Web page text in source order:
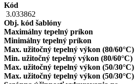
Kód
3.033862
Obj. kód šablóny
Maximálny tepelný príkon
Minimálny tepelný príkon
Max. užitočný tepelný výkon (80/60°C)
Min. užitočný tepelný výkon (80/60°C)
Max. užitočný tepelný výkon (50/30°C)
Max. užitočný tepelný výkon (50/